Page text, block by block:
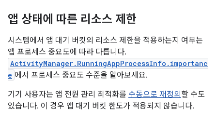
앱 상태에 따른 리소스 제한
시스템에서 앱 대기 버킷의 리소스 제한을 적용하는지 여부는
앱 프로세스 중요도에 따라 다릅니다.
ActivityManager.RunningAppProcessInfo.importanc
e 에서 프로세스 중요도 수준을 알아보세요.
기기 사용자는 앱 전원 관리 최적화를 수동으로 재정의 할 수도
있습니다. 이 경우 앱 대기 버킷 한도가 적용되지 않습니다.